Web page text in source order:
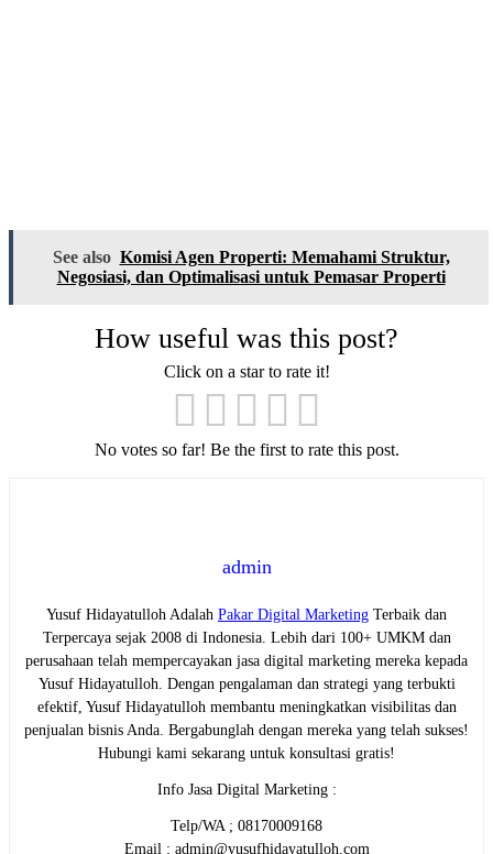
See also Komisi Agen Properti: Memahami Struktur,
Negosiasi, dan Optimalisasi untuk Pemasar Properti
How useful was this post?
Click on a star to rate it!
No votes so far! Be the first to rate this post.
admin
Yusuf Hidayatulloh Adalah Pakar Digital Marketing Terbaik dan
Terpercaya sejak 2008 di Indonesia. Lebih dari 100+ UMKM dan
perusahaan telah mempercayakan jasa digital marketing mereka kepada
Yusuf Hidayatulloh. Dengan pengalaman dan strategi yang terbukti
efektif, Yusuf Hidayatulloh membantu meningkatkan visibilitas dan
penjualan bisnis Anda. Bergabunglah dengan mereka yang telah sukses!
Hubungi kami sekarang untuk konsultasi gratis!
Info Jasa Digital Marketing :
Telp/WA ; 08170009168
Email : admin@yusufhidayatulloh.com